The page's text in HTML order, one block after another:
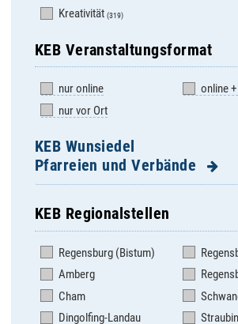
Kreativität(319)
KEB Veranstaltungsformat
nur online
nur vor Ort
online
KEB Wunsiedel
Pfarreien und Verbände
KEB im Bistum
Regensburg
Pfarrei Arzberg
Marktredwitz
Pfarrei
Pfarrei
Pfarrei
Geist
KEB Regionalstellen
Regensburg (Bistum)
Amberg
Cham
Dingolfing-Landau